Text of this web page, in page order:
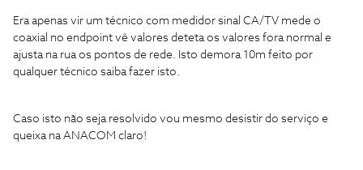
Era apenas vir um técnico com medidor sinal CA/TV mede o
coaxial no endpoint vê valores deteta os valores fora normal e
ajusta na rua os pontos de rede. Isto demora 10m feito por
qualquer técnico saiba fazer isto.
Caso isto não seja resolvido vou mesmo desistir do serviço e
queixa na ANACOM claro!